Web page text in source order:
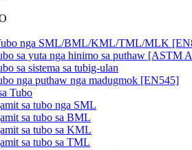
nga SML/BML/KML/TML/MLK
sa yuta nga hinimo sa puthaw [ASTM
sa sistema sa tubig-ulan
nga puthaw nga madugmok [EN545]
Tubo
sa tubo nga SML
sa tubo sa BML
sa tubo sa KML
sa tubo sa TML